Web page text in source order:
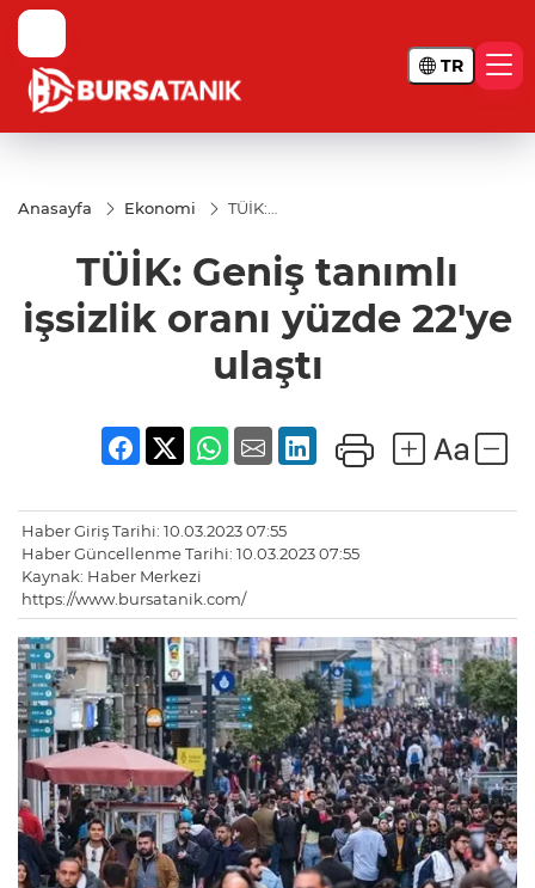
TR
Anasayfa Ekonomi
TÜİK:
işsizlik
oranı
22'ye
TÜİK: Geniş tanımlı
işsizlik oranı yüzde 22'ye
ulaştı
Haber Giriş Tarihi: 10.03.2023 07:55
Haber Güncellenme Tarihi: 10.03.2023 07:55
Kaynak: Haber Merkezi
https://www.bursatanik.com/